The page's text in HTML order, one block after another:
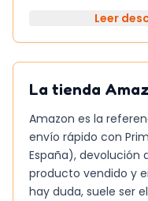
ahorra minutos
contiene
la humedady
sustituye el
Leer
La tienda
Amazon es la
envío rápido con
España), devolución
producto vendido y
hay duda, suele ser